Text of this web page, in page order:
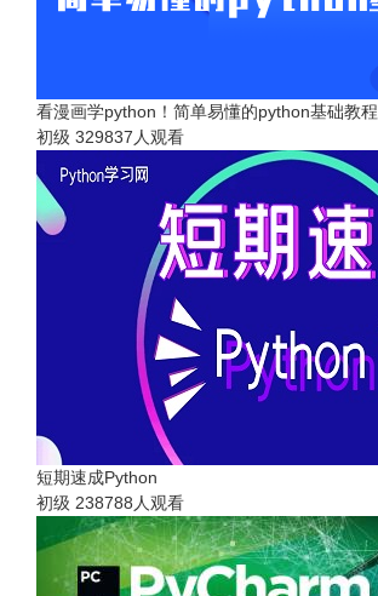
看漫画学python！简单易懂的python基础教程
初级 329837人观看
短期速成Python
初级 238788人观看